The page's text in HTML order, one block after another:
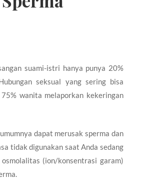
suami-istri hanya punya 20%
seksual yang sering bisa
wanita melaporkan kekeringan
dapat merusak sperma dan
tidak digunakan saat Anda sedang
(ion/konsentrasi garam)
.